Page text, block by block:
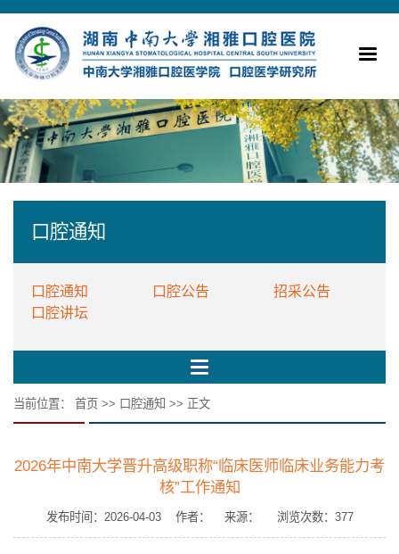
口腔通知
口腔通知 口腔公告
招采公告
口腔讲坛
当前位置： 首页 >> 口腔通知 >> 正文
2026年中南大学晋升高级职称“临床医师临床业务能力考
核”工作通知
发布时间：2026-04-03 作者： 来源： 浏览次数： 377